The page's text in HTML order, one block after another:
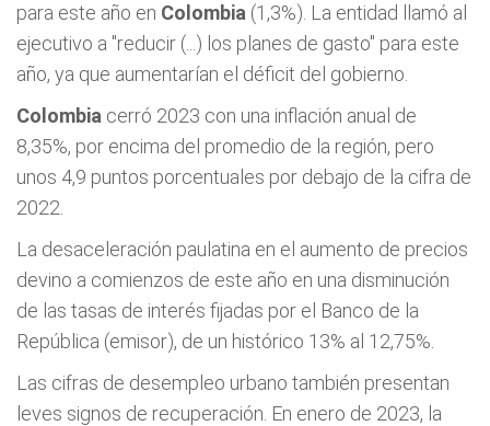
para este año en Colombia (1,3%). La entidad llamó al
ejecutivo a "reducir (...) los planes de gasto" para este
año, ya que aumentarían el déficit del gobierno.
Colombia cerró 2023 con una inflación anual de
8,35%, por encima del promedio de la región, pero
unos 4,9 puntos porcentuales por debajo de la cifra de
2022.
La desaceleración paulatina en el aumento de precios
devino a comienzos de este año en una disminución
de las tasas de interés fijadas por el Banco de la
República (emisor), de un histórico 13% al 12,75%.
Las cifras de desempleo urbano también presentan
leves signos de recuperación. En enero de 2023, la